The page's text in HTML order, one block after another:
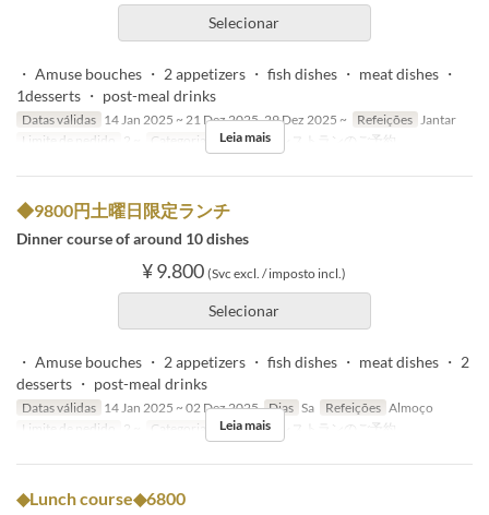
Selecionar
・ Amuse bouches ・ 2 appetizers ・ fish dishes ・ meat dishes ・
1desserts ・ post-meal drinks
Datas válidas 14 Jan 2025 ~ 21 Dez 2025, 29 Dez 2025 ~ Refeições Jantar
Limite de pedido
2 ~ Categoria de Assento レストランのご予約
Leia mais
◆9800円土曜日限定ランチ
Dinner course of around 10 dishes
¥ 9.800 (Svc excl. / imposto incl.)
Selecionar
・ Amuse bouches ・ 2 appetizers ・ fish dishes ・ meat dishes ・ 2
desserts ・ post-meal drinks
Datas válidas 14 Jan 2025 ~ 02 Dez 2025 Dias Sa Refeições Almoço
Limite de pedido
2 ~ Categoria de Assento レストランのご予約
Leia mais
◆Lunch course◆6800